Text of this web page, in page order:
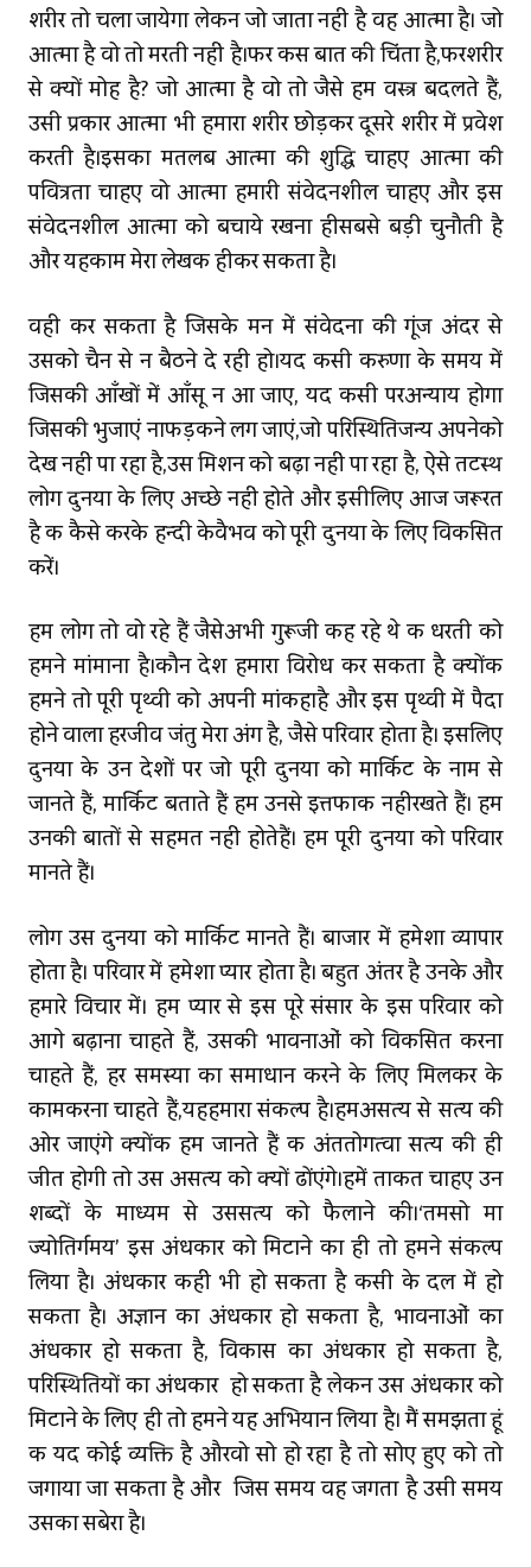
शरीर तो चला जायेगा लेकिन जो जाता नहीं है वह आत्मा है। जो
आत्मा है वो तो मरती नहीं है।फिर किस बात की चिंता है,फिरशरीर
से क्यों मोह है? जो आत्मा है वो तो जैसे हम वस्‍त्र बदलते हैं,
उसी प्रकार आत्‍मा भी हमारा शरीर छोड़कर दूसरे शरीर में प्रवेश
करती है।इसका मतलब आत्मा की शुद्धि चाहिए आत्मा की
पवित्रता चाहिए वो आत्मा हमारी संवेदनशील चाहिए और इस
संवेदनशील आत्मा को बचाये रखना हीसबसे बड़ी चुनौती है
और यहकाम मेरा लेखक हीकर सकता है।
वही कर सकता है जिसके मन में संवेदना की गूंज अंदर से
उसको चैन से न बैठने दे रही हो।यदि किसी करुणा के समय में
जिसकी आँखों में आँसू न आ जाए, यदि किसी परअन्याय होगा
जिसकी भुजाएं नाफड़कने लग जाएं,जो परिस्‍थितिजन्‍य अपनेको
देख नहीं पा रहा है,उस मिशन को बढ़ा नहीं पा रहा है, ऐसे तटस्थ
लोग दुनिया के लिए अच्छे नहीं होते और इसीलिए आज जरूरत
है कि कैसे करके हिन्दी केवैभव को पूरी दुनिया के लिए विकसित
करें।
हम लोग तो वो रहे हैं जैसेअभी गुरूजी कह रहे थे कि धरती को
हमने मांमाना है।कौन देश हमारा विरोध कर सकता है क्‍योंकि
हमने तो पूरी पृथ्वी को अपनी मांकहाहै और इस पृथ्वी में पैदा
होने वाला हरजीव जंतु मेरा अंग है, जैसे परिवार होता है। इसलिए
दुनिया के उन देशों पर जो पूरी दुनिया को मार्किट के नाम से
जानते हैं, मार्किट बताते हैं हम उनसे इत्तफाक नहींरखते हैं। हम
उनकी बातों से सहमत नहीं होतेहैं। हम पूरी दुनिया को परिवार
मानते हैं।
लोग उस दुनिया को मार्किट मानते हैं। बाजार में हमेशा व्यापार
होता है। परिवार में हमेशा प्यार होता है। बहुत अंतर है उनके और
हमारे विचार में। हम प्यार से इस पूरे संसार के इस परिवार को
आगे बढ़ाना चाहते हैं, उसकी भावनाओं को विकसित करना
चाहते हैं, हर समस्या का समाधान करने के लिए मिलकर के
कामकरना चाहते हैं,यहहमारा संकल्प है।हमअसत्य से सत्य की
ओर जाएंगे क्‍योंकि हम जानते हैं कि अंततोगत्वा सत्य की ही
जीत होगी तो उस असत्य को क्यों ढोंएंगे।हमें ताकत चाहिए उन
शब्दों के माध्यम से उससत्‍य को फैलाने की।‘तमसो मा
ज्योतिर्गमय’ इस अंधकार को मिटाने का ही तो हमने संकल्प
लिया है। अंधकार कहीं भी हो सकता है किसी के दिल में हो
सकता है। अज्ञान का अंधकार हो सकता है, भावनाओं का
अंधकार हो सकता है, विकास का अंधकार हो सकता है,
परिस्थितियों का अंधकार हो सकता है लेकिन उस अंधकार को
मिटाने के लिए ही तो हमने यह अभियान लिया है। मैं समझता हूं
कि यदि कोई व्यक्ति है औरवो सो हो रहा है तो सोए हुए को तो
जगाया जा सकता है और जिस समय वह जगता है उसी समय
उसका सबेरा है।